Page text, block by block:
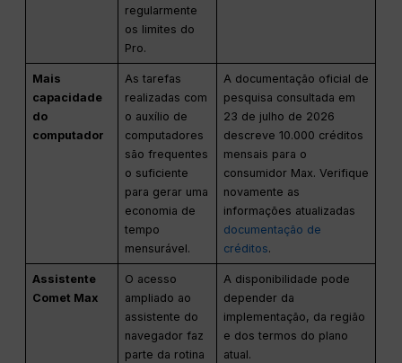
regularmente
os limites do
Pro.
Mais
capacidade
do
computador
As tarefas
realizadas com
o auxílio de
computadores
são frequentes
o suficiente
para gerar uma
economia de
tempo
mensurável.
A documentação oficial de
pesquisa consultada em
23 de julho de 2026
descreve 10.000 créditos
mensais para o
consumidor Max. Verifique
novamente as
informações atualizadas
documentação de
créditos.
Assistente
Comet Max
O acesso
ampliado ao
assistente do
navegador faz
parte da rotina
A disponibilidade pode
depender da
implementação, da região
e dos termos do plano
atual.